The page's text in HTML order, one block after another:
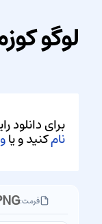
لوگو
برای دانلود
نامکنید و یا
فرمت: